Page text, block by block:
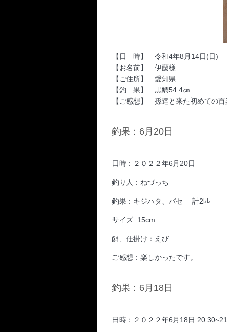
【日 時】 令和4年8月14日(日)
【お名前】 伊藤様
【ご住所】 愛知県
【釣 果】 黒鯛54.4㎝
【ご感想】 孫達と来た初めての
釣果：6月20日
日時：２０２２年6月20日
釣り人：ねづっち
釣果：キジハタ、バセ 計2匹
サイズ: 15cm
餌、仕掛け：えび
ご感想：楽しかったです。
釣果：6月18日
日時：２０２２年6月18日